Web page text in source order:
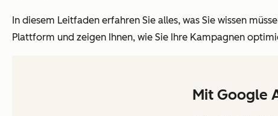
In diesem Leitfaden erfahren Sie alles, was Sie wissen
Plattform und zeigen Ihnen, wie Sie Ihre Kampagnen
Mit Google